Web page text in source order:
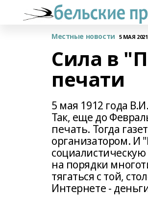
Местные новости 5 МАЯ
Сила в
печати
5 мая 1912 года
Так, еще до
печать. Тогда
организатором. И
на порядки
тягаться с той,
Интернете -